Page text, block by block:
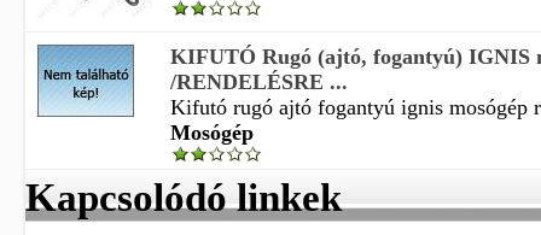
KIFUTÓ Rugó (ajtó, fogantyú) IGNIS
/RENDELÉSRE ...
Kifutó rugó ajtó fogantyú ignis mosógép
Mosógép
Kapcsolódó linkek